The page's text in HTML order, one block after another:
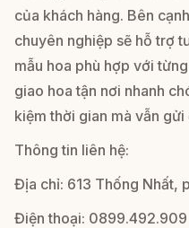
của khách hàng. Bên
chuyên nghiệp sẽ hỗ trợ
mẫu hoa phù hợp với
giao hoa tận nơi nhanh
kiệm thời gian mà vẫn
Thông tin liên hệ:
Địa chỉ: 613 Thống Nhất,
Điện thoại: 0899.492.909